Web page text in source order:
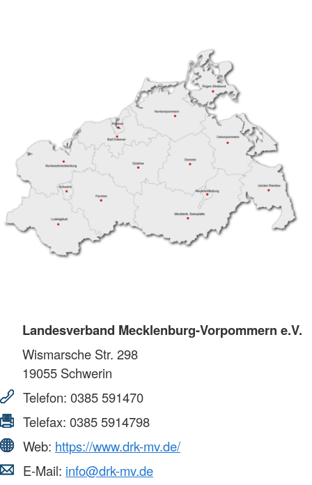
Landesverband Mecklenburg-Vorpommern e.V.
Wismarsche Str. 298
19055 Schwerin
Telefon: 0385 591470
Telefax: 0385 5914798
Web: https://www.drk-mv.de/
E-Mail: info@drk-mv.de